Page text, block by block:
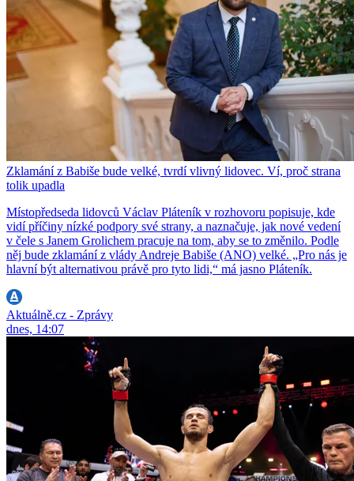
Zklamání z Babiše bude velké, tvrdí vlivný lidovec. Ví, proč strana
tolik upadla
Místopředseda lidovců Václav Pláteník v rozhovoru popisuje, kde
vidí příčiny nízké podpory své strany, a naznačuje, jak nové vedení
v čele s Janem Grolichem pracuje na tom, aby se to změnilo. Podle
něj bude zklamání z vlády Andreje Babiše (ANO) velké. „Pro nás je
hlavní být alternativou právě pro tyto lidi,“ má jasno Pláteník.
Aktuálně.cz - Zprávy
dnes, 14:07